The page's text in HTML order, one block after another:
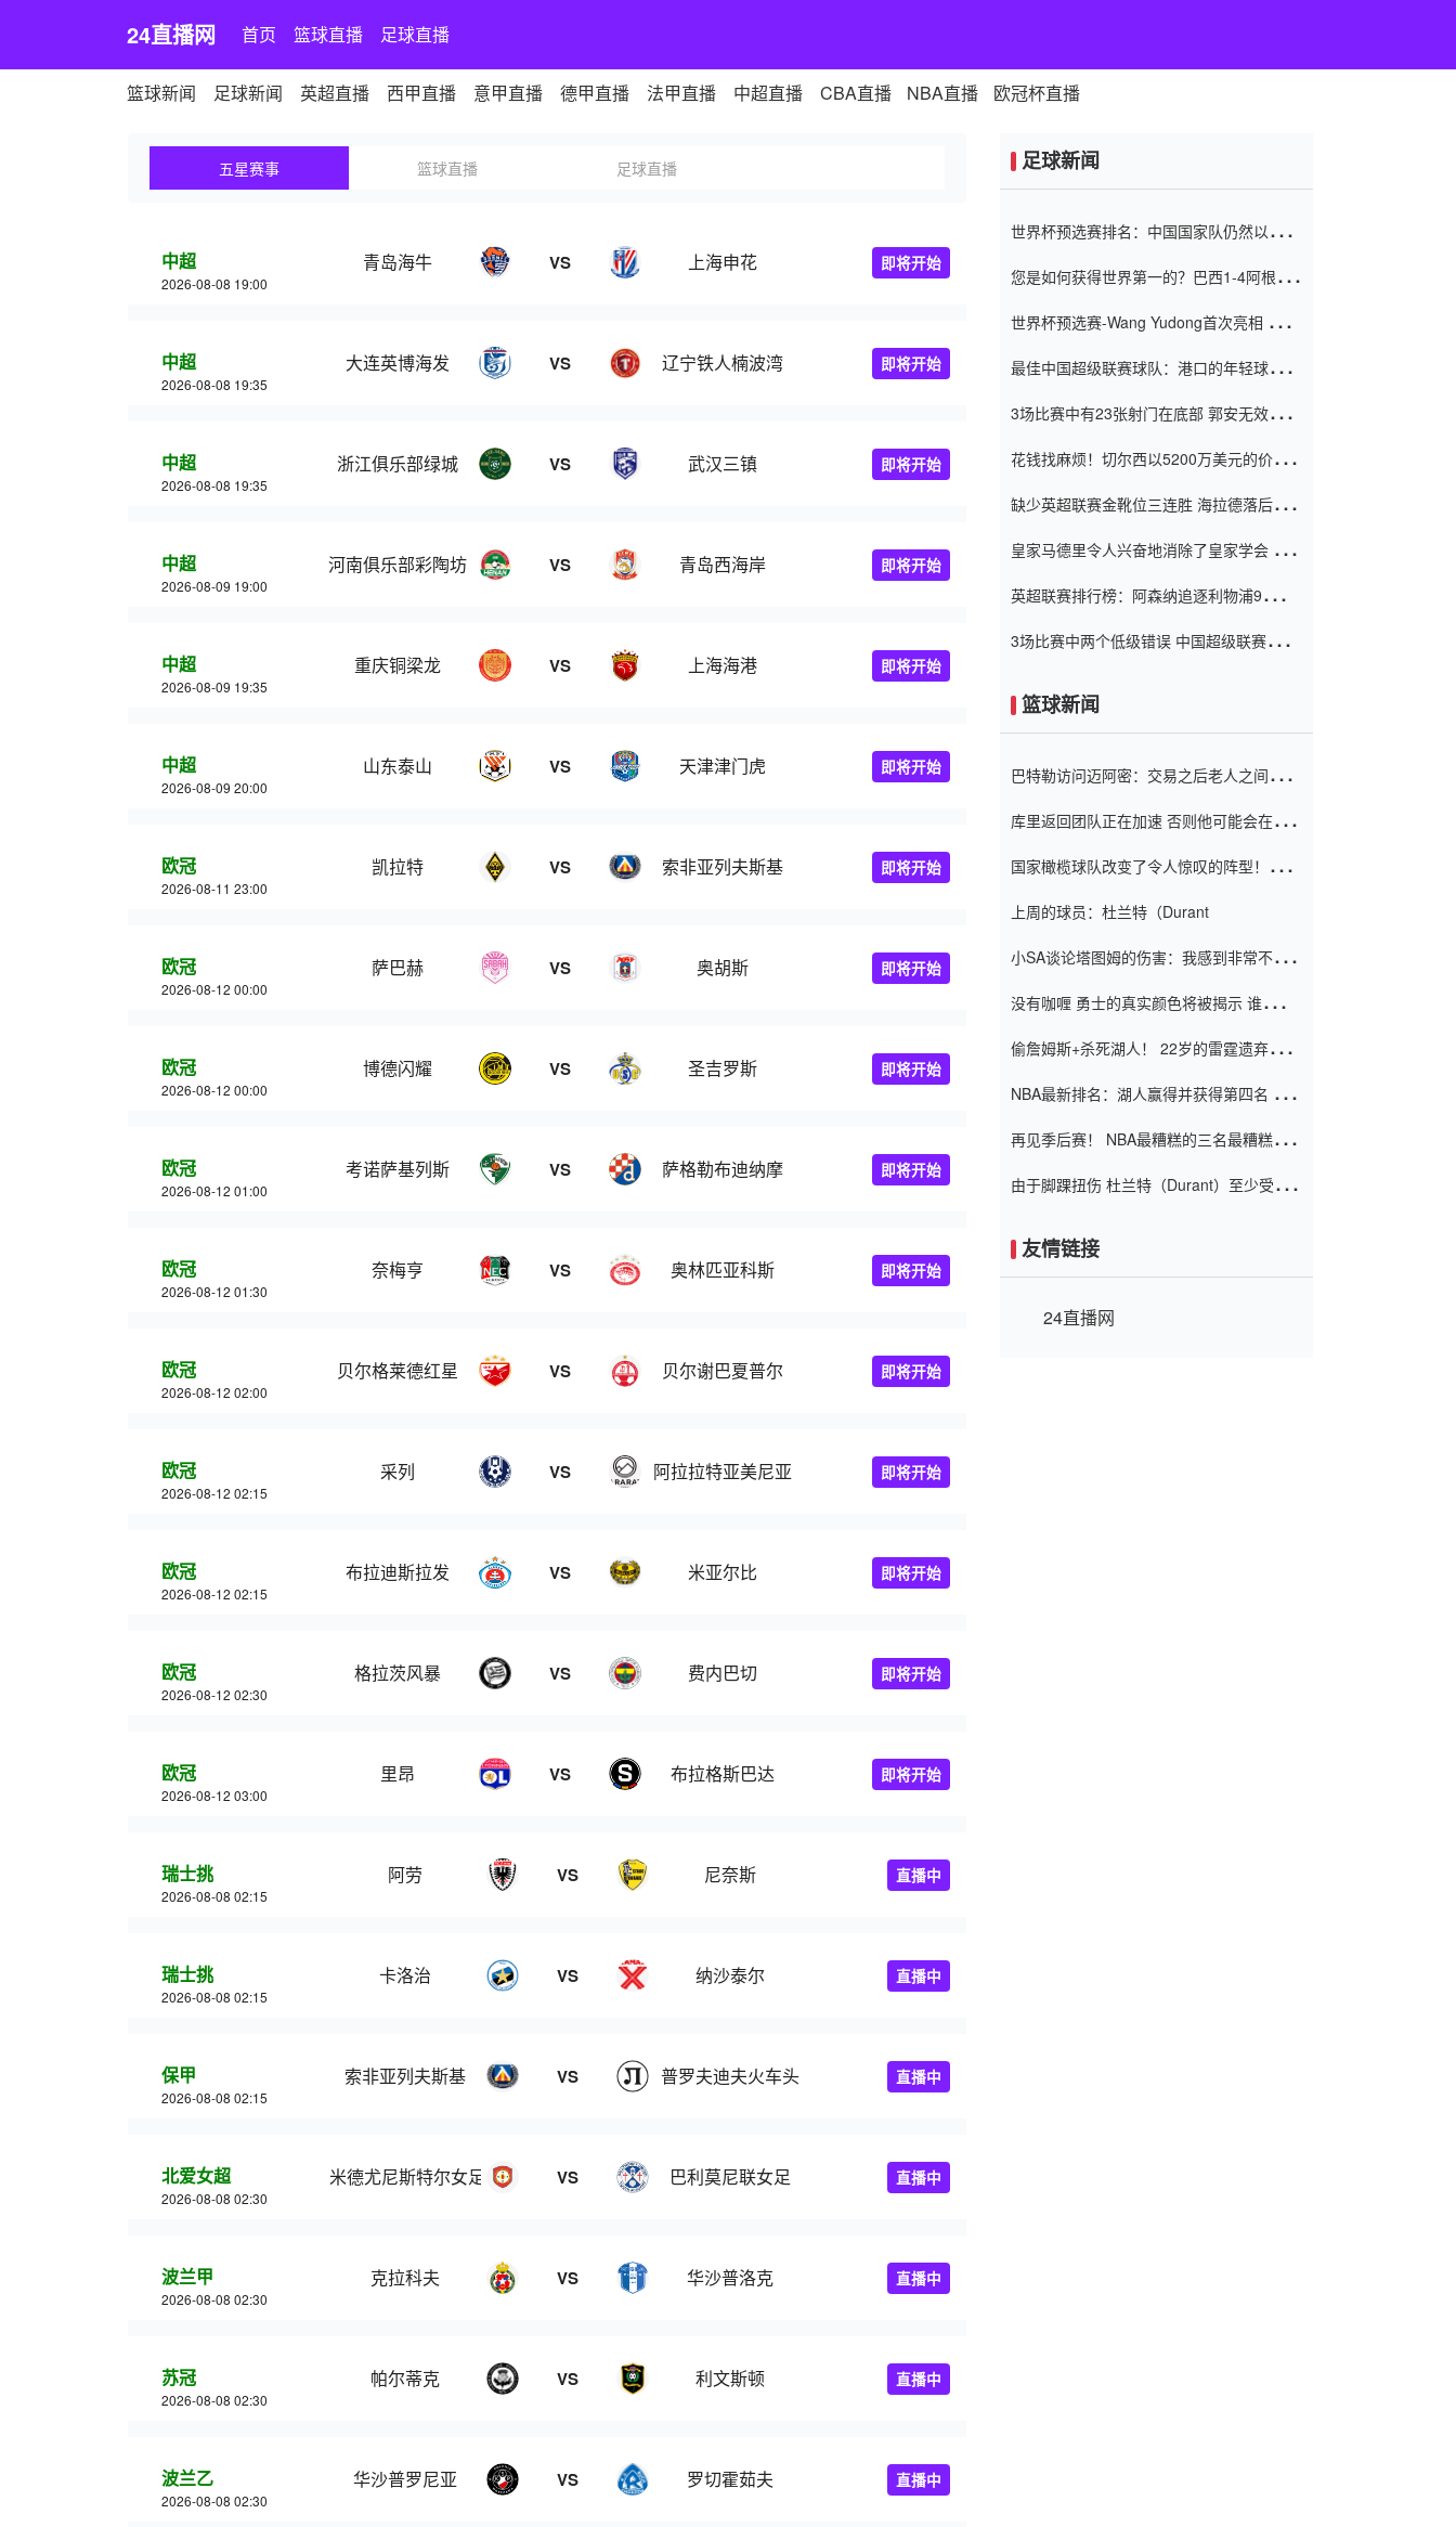
24直播网 首页 篮球直播 足球直播
篮球新闻 足球新闻 英超直播 西甲直播 意甲直播 德甲直播 法甲直播 中超直播 CBA直播 NBA直播 欧冠杯直播
五星赛事 篮球直播 足球直播
中超
2026-08-08 19:00
青岛海牛 VS 上海申花 即将开始
中超
2026-08-08 19:35
大连英博海发 VS 辽宁铁人楠波湾 即将开始
中超
2026-08-08 19:35
浙江俱乐部绿城 VS 武汉三镇 即将开始
中超
2026-08-09 19:00
河南俱乐部彩陶坊 VS 青岛西海岸 即将开始
中超
2026-08-09 19:35
重庆铜梁龙 VS 上海海港 即将开始
中超
2026-08-09 20:00
山东泰山 VS 天津津门虎 即将开始
欧冠
2026-08-11 23:00
凯拉特 VS 索非亚列夫斯基 即将开始
欧冠
2026-08-12 00:00
萨巴赫 VS 奥胡斯 即将开始
欧冠
2026-08-12 00:00
博德闪耀 VS 圣吉罗斯 即将开始
欧冠
2026-08-12 01:00
考诺萨基列斯 VS 萨格勒布迪纳摩 即将开始
欧冠
2026-08-12 01:30
奈梅亨 VS 奥林匹亚科斯 即将开始
欧冠
2026-08-12 02:00
贝尔格莱德红星 VS 贝尔谢巴夏普尔 即将开始
欧冠
2026-08-12 02:15
采列 VS 阿拉拉特亚美尼亚 即将开始
欧冠
2026-08-12 02:15
布拉迪斯拉发 VS 米亚尔比 即将开始
欧冠
2026-08-12 02:30
格拉茨风暴 VS 费内巴切 即将开始
欧冠
2026-08-12 03:00
里昂 VS 布拉格斯巴达 即将开始
瑞士挑
2026-08-08 02:15
阿劳 VS 尼奈斯 直播中
瑞士挑
2026-08-08 02:15
卡洛治 VS 纳沙泰尔 直播中
保甲
2026-08-08 02:15
索非亚列夫斯基 VS 普罗夫迪夫火车头 直播中
北爱女超
2026-08-08 02:30
米德尤尼斯特尔女足 VS 巴利莫尼联女足 直播中
波兰甲
2026-08-08 02:30
克拉科夫 VS 华沙普洛克 直播中
苏冠
2026-08-08 02:30
帕尔蒂克 VS 利文斯顿 直播中
波兰乙
2026-08-08 02:30
华沙普罗尼亚 VS 罗切霍茹夫 直播中
足球新闻
世界杯预选赛排名：中国国家队仍然以6分
您是如何获得世界第一的？巴西1-4阿根
世界杯预选赛-Wang Yudong首次亮相 中国
最佳中国超级联赛球队：港口的年轻球员在
（Taishan）
3场比赛中有23张射门在底部 郭安无效传球
花钱找麻烦！切尔西以5200万美元的价格
窗口
缺少英超联赛金靴位三连胜 海拉德落后6球
皇家马德里令人兴奋地消除了皇家学会 安
英超联赛排行榜：阿森纳追逐利物浦9分 曼
3场比赛中两个低级错误 中国超级联赛的前
现
篮球新闻
巴特勒访问迈阿密：交易之后老人之间的第
库里返回团队正在加速 否则他可能会在下
起了人们的关注
国家橄榄球队改变了令人惊叹的阵型！伊万
上周的球员：杜兰特（Durant
小SA谈论塔图姆的伤害：我感到非常不舒
没有咖喱 勇士的真实颜色将被揭示 谁注意
偷詹姆斯+杀死湖人！ 22岁的雷霆遗弃儿子
亿元人民币的合同
NBA最新排名：湖人赢得并获得第四名 小
再见季后赛！ NBA最糟糕的三名最糟糕的
由于脚踝扭伤 杜兰特（Durant）至少受伤
友情链接
24直播网